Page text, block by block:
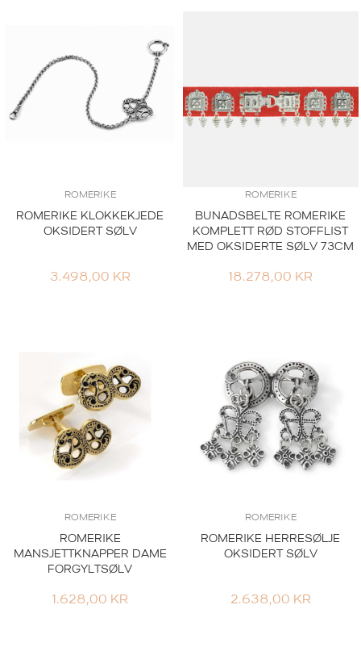
ROMERIKE
ROMERIKE KLOKKEKJEDE
OKSIDERT SØLV
3.498,00 KR
ROMERIKE
BUNADSBELTE ROMERIKE
KOMPLETT RØD STOFFLIST
MED OKSIDERTE SØLV 73CM
18.278,00 KR
ROMERIKE
ROMERIKE
MANSJETTKNAPPER DAME
FORGYLTSØLV
1.628,00 KR
ROMERIKE
ROMERIKE HERRESØLJE
OKSIDERT SØLV
2.638,00 KR